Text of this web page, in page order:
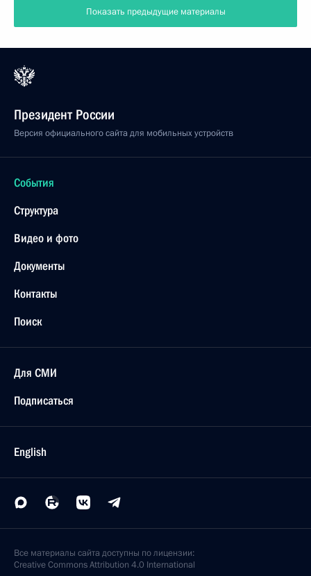
Показать предыдущие материалы
Президент России
Версия официального сайта для мобильных устройств
События
Структура
Видео и фото
Документы
Контакты
Поиск
Для СМИ
Подписаться
English
Все материалы сайта доступны по лицензии:
Creative Commons Attribution 4.0 International